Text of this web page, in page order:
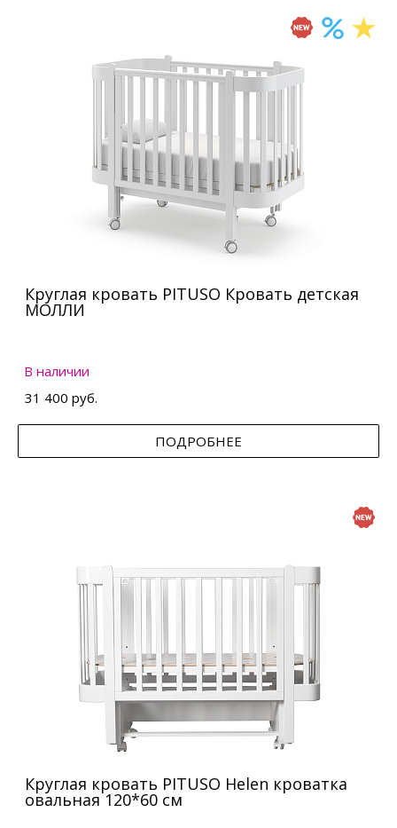
Круглая кровать PITUSO Кровать детская
МОЛЛИ
В наличии
31 400 руб.
ПОДРОБНЕЕ
Круглая кровать PITUSO Helen кроватка
овальная 120*60 см